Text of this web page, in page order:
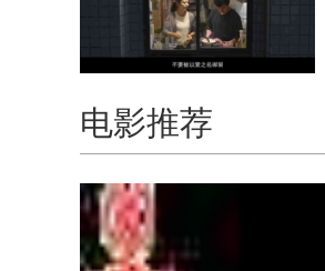
电影推荐